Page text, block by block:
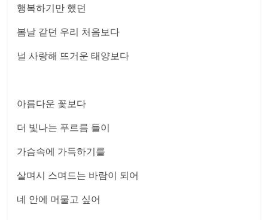
행복하기만 했던
봄날 같던 우리 처음보다
널 사랑해 뜨거운 태양보다
아름다운 꽃보다
더 빛나는 푸르름 들이
가슴속에 가득하기를
살며시 스며드는 바람이 되어
네 안에 머물고 싶어